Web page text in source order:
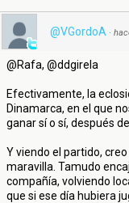
@VGordoA ·
@Rafa, @ddgirela
Efectivamente, la
Dinamarca, en el que
ganar sí o sí, después
Y viendo el partido,
maravilla. Tamudo
compañía, volviendo
que si ese día hubiera